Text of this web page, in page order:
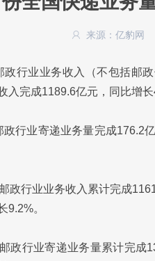
来源：亿豹网
政行业业务收入（不包括邮
入完成1189.6亿元，同比增
政行业寄递业务量完成176.2
政行业业务收入累计完成
9.2%。
政行业寄递业务量累计完成